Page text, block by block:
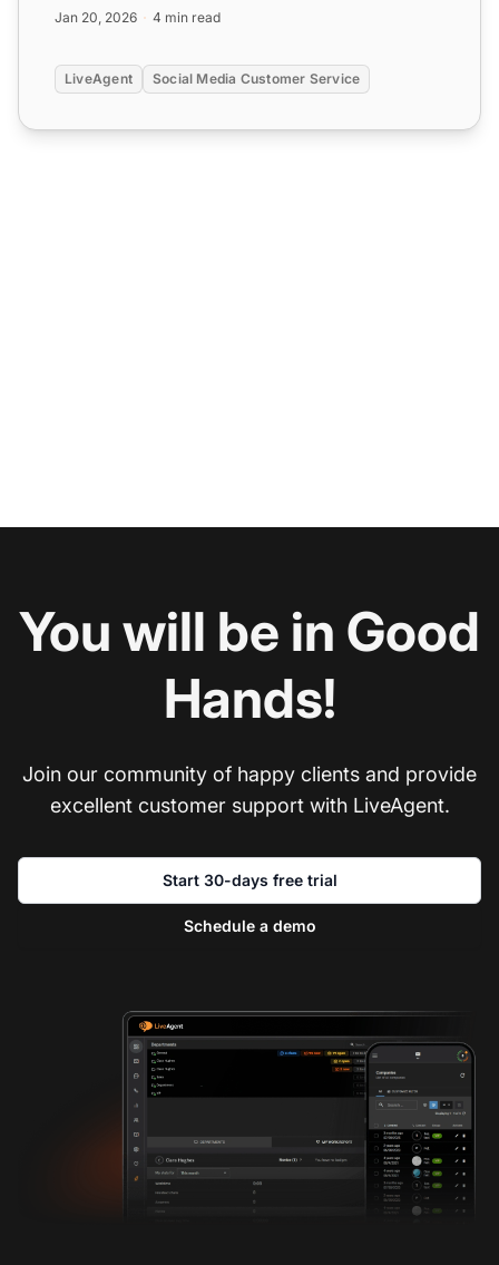
Jan 20, 2026 4 min read
LiveAgent Social Media Customer Service
You will be in Good
Hands!
Join our community of happy clients and provide
excellent customer support with LiveAgent.
Start 30-days free trial
Schedule a demo